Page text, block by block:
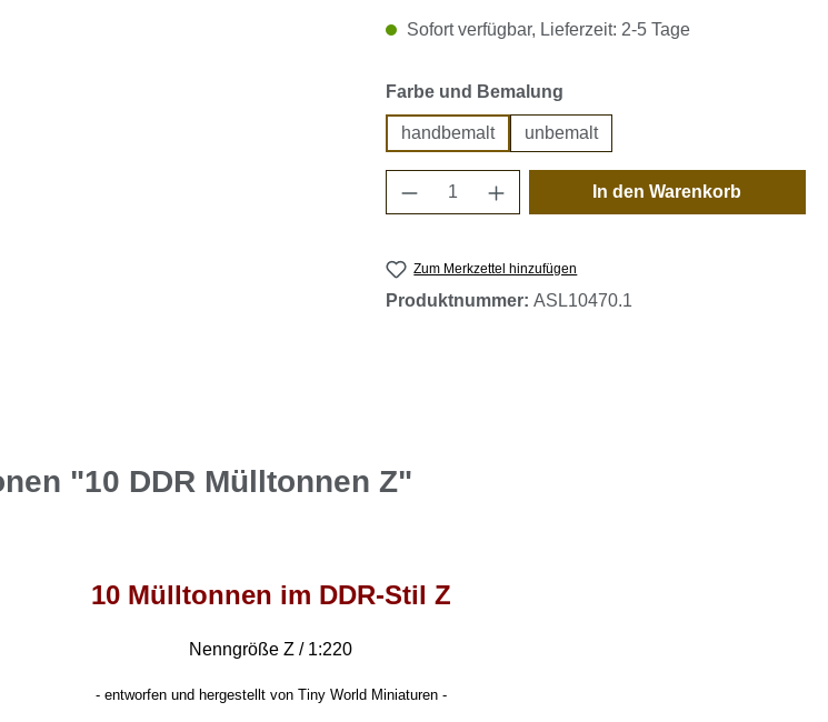
Sofort verfügbar, Lieferzeit: 2-5 Tage
Farbe und Bemalung
handbemalt unbemalt
Produkt Anzahl: Gib den
In den Warenkorb
Zum Merkzettel hinzufügen
Produktnummer:ASL10470.1
"10 DDR Mülltonnen Z"
10 Mülltonnen im DDR-Stil Z
Nenngröße Z / 1:220
- entworfen und hergestellt von Tiny World Miniaturen -